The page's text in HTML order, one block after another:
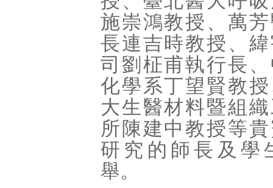
施崇鴻教授、萬
長連吉時教授、
司劉柾甫執行長
化學系丁望賢教
大生醫材料暨組
所陳建中教授等
研究的師長及學
舉。